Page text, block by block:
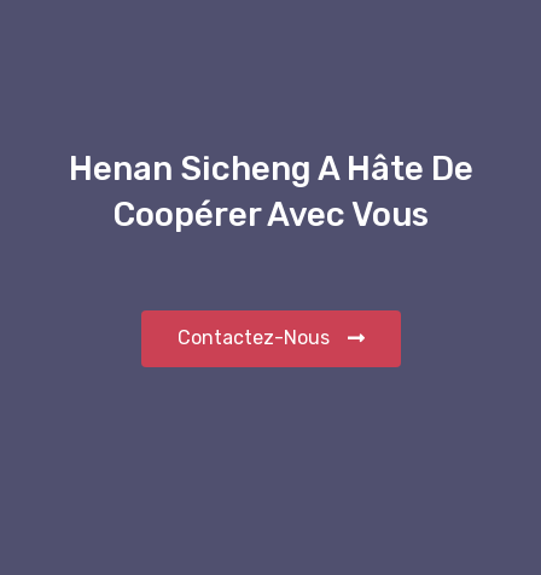
Henan Sicheng A Hâte De
Coopérer Avec Vous
Contactez-Nous